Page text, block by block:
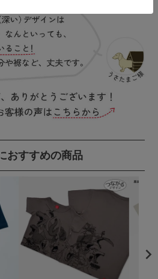
おすすめの商品